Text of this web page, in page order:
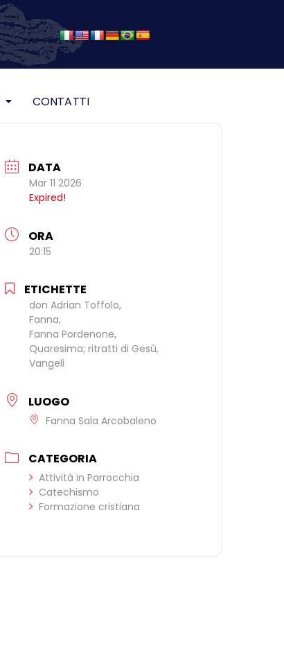
CONTATTI
DATA
Mar 11 2026
Expired!
ORA
20:15
ETICHETTE
don Adrian Toffolo,
Fanna,
Fanna Pordenone,
Quaresima; ritratti di Gesù,
Vangeli
LUOGO
Fanna Sala Arcobaleno
CATEGORIA
Attività in Parrocchia
Catechismo
Formazione cristiana